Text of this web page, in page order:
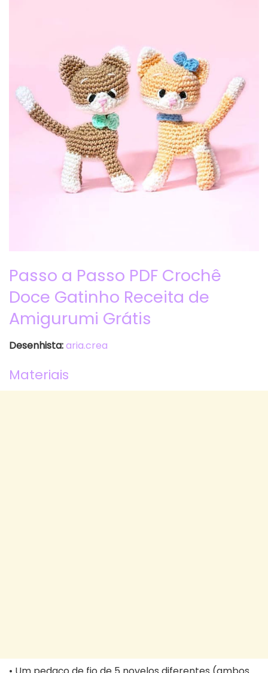
Passo a Passo PDF Crochê
Doce Gatinho Receita de
Amigurumi Grátis
Desenhista:aria.crea
Materiais